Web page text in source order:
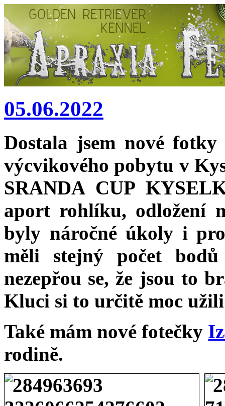
05.06.2022
Dostala jsem nové
výcvikového pobytu v
SRANDA CUP
aport rohlíku, odložení
byly náročné úkoly i
měli stejný počet
nezepřou se, že jsou to
Kluci si to určitě moc
Také mám nové fotečky
rodině.